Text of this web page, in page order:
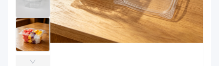
高度（mm）
66
克重（g）
32.6
高透